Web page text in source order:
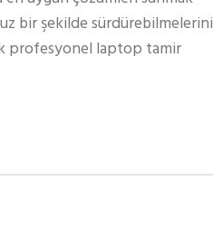
bir şekilde sürdürebilmelerini
profesyonel laptop tamir